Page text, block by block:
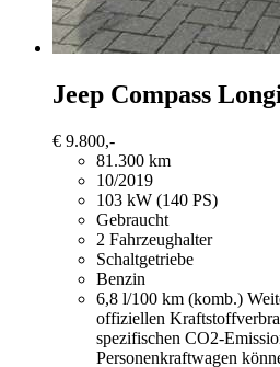
Jeep Compass
€ 9.800,-
81.300 km
10/2019
103 kW (140 PS)
Gebraucht
2 Fahrzeughalter
Schaltgetriebe
Benzin
6,8 l/100 km (komb.)
offiziellen
spezifischen CO2-
Personenkraftwagen